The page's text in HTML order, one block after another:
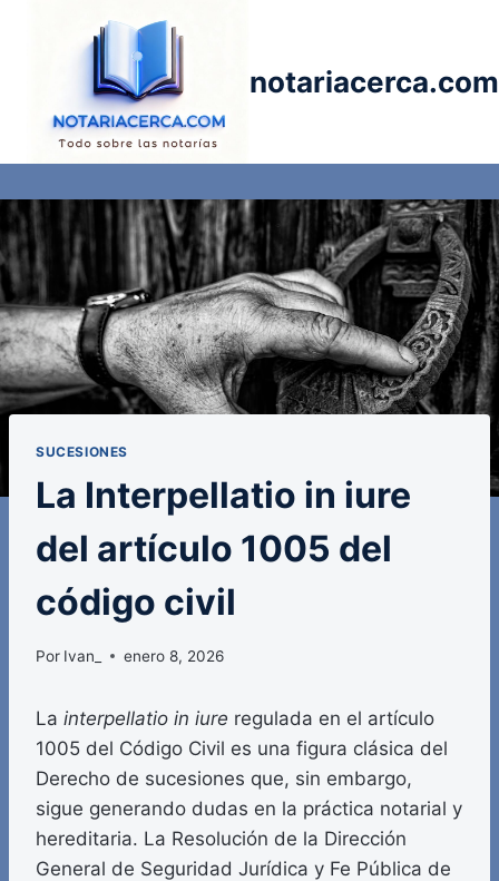
notariacerca.com
SUCESIONES
La Interpellatio in iure
del artículo 1005 del
código civil
Por Ivan_ enero 8, 2026
La interpellatio in iure regulada en el artículo
1005 del Código Civil es una figura clásica del
Derecho de sucesiones que, sin embargo,
sigue generando dudas en la práctica notarial y
hereditaria. La Resolución de la Dirección
General de Seguridad Jurídica y Fe Pública de